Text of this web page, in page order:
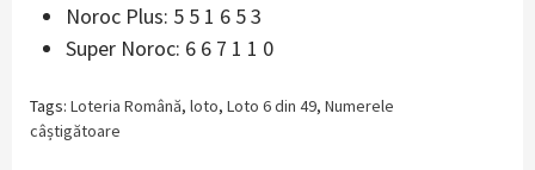
Noroc Plus: 5 5 1 6 5 3
Super Noroc: 6 6 7 1 1 0
Tags: Loteria Română, loto, Loto 6 din 49, Numerele
câștigătoare